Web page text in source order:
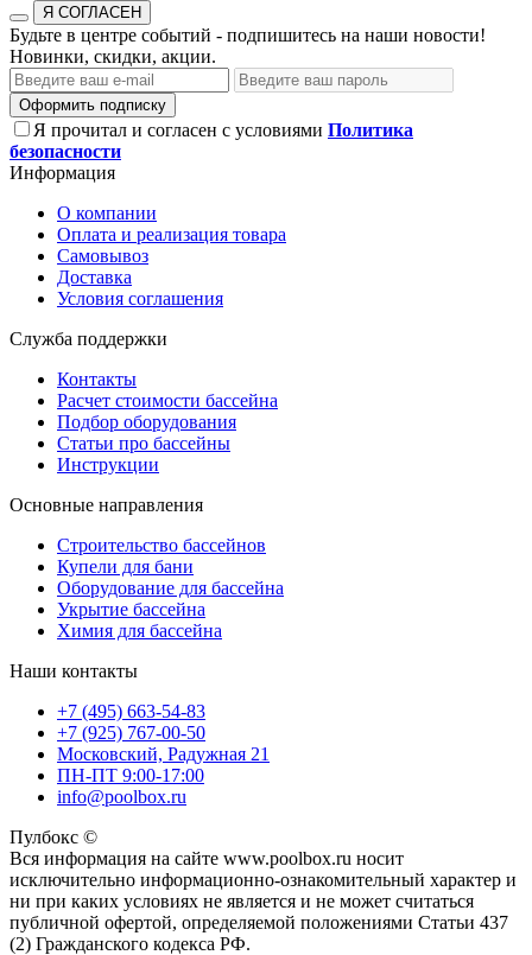
Я СОГЛАСЕН
Будьте в центре событий - подпишитесь на наши новости!
Новинки, скидки, акции.
Оформить подписку
Я прочитал и согласен с условиями Политика
безопасности
Информация
О компании
Оплата и реализация товара
Самовывоз
Доставка
Условия соглашения
Служба поддержки
Контакты
Расчет стоимости бассейна
Подбор оборудования
Статьи про бассейны
Инструкции
Основные направления
Строительство бассейнов
Купели для бани
Оборудование для бассейна
Укрытие бассейна
Химия для бассейна
Наши контакты
+7 (495) 663-54-83
+7 (925) 767-00-50
Московский, Радужная 21
ПН-ПТ 9:00-17:00
info@poolbox.ru
Пулбокс ©
Вся информация на сайте www.poolbox.ru носит
исключительно информационно-ознакомительный характер и
ни при каких условиях не является и не может считаться
публичной офертой, определяемой положениями Статьи 437
(2) Гражданского кодекса РФ.